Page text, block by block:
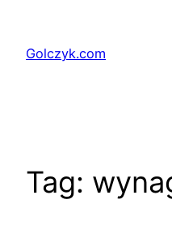
treściGolczyk.com
Tag: